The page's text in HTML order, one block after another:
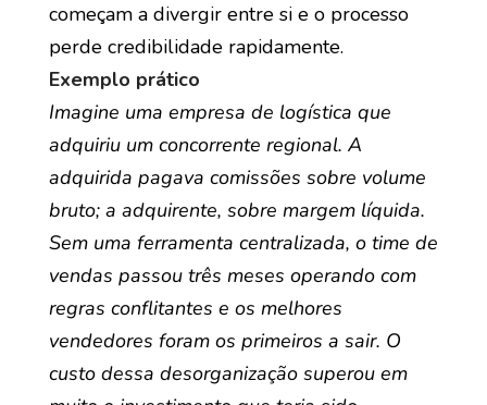
começam a divergir entre si e o processo
perde credibilidade rapidamente.
Exemplo prático
Imagine uma empresa de logística que
adquiriu um concorrente regional. A
adquirida pagava comissões sobre volume
bruto; a adquirente, sobre margem líquida.
Sem uma ferramenta centralizada, o time de
vendas passou três meses operando com
regras conflitantes e os melhores
vendedores foram os primeiros a sair. O
custo dessa desorganização superou em